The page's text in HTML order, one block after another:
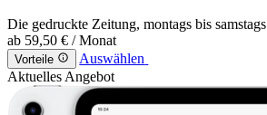
Die gedruckte Zeitung, montags bis samstags
ab 59,50 € / Monat
Vorteile
Auswählen
Aktuelles Angebot